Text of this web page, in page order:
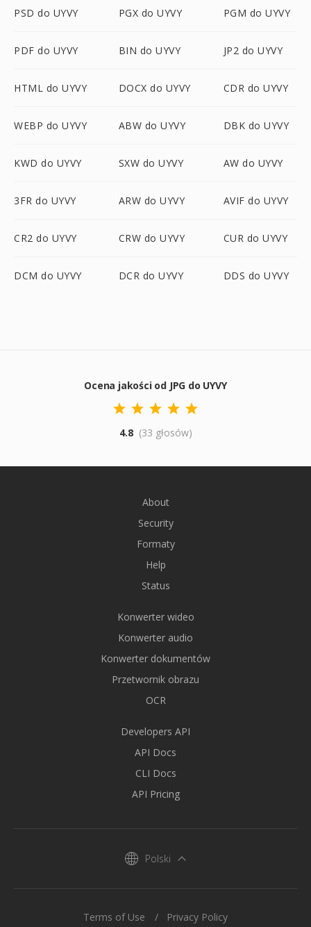
PSD do UYVY PGX do UYVY PGM do UYVY
PDF do UYVY BIN do UYVY JP2 do UYVY
HTML do UYVY DOCX do UYVY CDR do UYVY
WEBP do UYVY ABW do UYVY DBK do UYVY
KWD do UYVY SXW do UYVY AW do UYVY
3FR do UYVY ARW do UYVY AVIF do UYVY
CR2 do UYVY CRW do UYVY CUR do UYVY
DCM do UYVY DCR do UYVY DDS do UYVY
Ocena jakości od JPG do UYVY
4.8 (33 głosów)
About
Security
Formaty
Help
Status
Konwerter wideo
Konwerter audio
Konwerter dokumentów
Przetwornik obrazu
OCR
Developers API
API Docs
CLI Docs
API Pricing
Polski
Terms of Use Privacy Policy